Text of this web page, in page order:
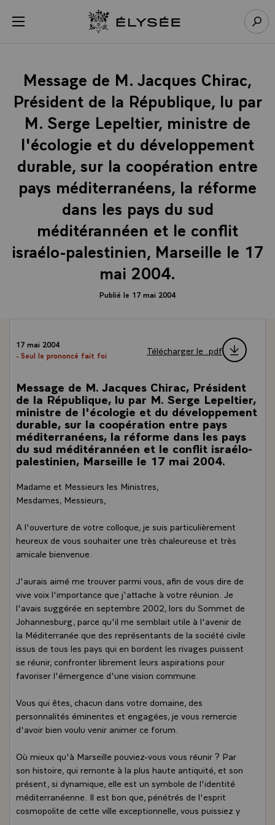
menu Retour à l’accueil Élysée
Message de M. Jacques Chirac,
Président de la République, lu par
M. Serge Lepeltier, ministre de
l'écologie et du développement
durable, sur la coopération entre
pays méditerranéens, la réforme
dans les pays du sud
méditérannéen et le conflit
israélo-palestinien, Marseille le 17
mai 2004.
Publié le 17 mai 2004
17 mai 2004
- Seul le prononcé fait foi
Télécharger le .pdf
Message de M. Jacques Chirac, Président
de la République, lu par M. Serge Lepeltier,
ministre de l'écologie et du développement
durable, sur la coopération entre pays
méditerranéens, la réforme dans les pays
du sud méditérannéen et le conflit israélo-
palestinien, Marseille le 17 mai 2004.
Madame et Messieurs les Ministres,
Mesdames, Messieurs,
A l'ouverture de votre colloque, je suis particulièrement
heureux de vous souhaiter une très chaleureuse et très
amicale bienvenue.
J'aurais aimé me trouver parmi vous, afin de vous dire de
vive voix l'importance que j'attache à votre réunion. Je
l'avais suggérée en septembre 2002, lors du Sommet de
Johannesburg, parce qu'il me semblait utile à l'avenir de
la Méditerranée que des représentants de la société civile
issus de tous les pays qui en bordent les rivages puissent
se réunir, confronter librement leurs aspirations pour
favoriser l'émergence d'une vision commune.
Vous qui êtes, chacun dans votre domaine, des
personnalités éminentes et engagées, je vous remercie
d'avoir bien voulu venir animer ce forum.
Où mieux qu'à Marseille pouviez-vous vous réunir ? Par
son histoire, qui remonte à la plus haute antiquité, et son
présent, si dynamique, elle est un symbole de l'identité
méditerranéenne. Il est bon que, pénétrés de l'esprit
cosmopolite de cette ville exceptionnelle, vous puissiez y
Panneau de gestion des cookies